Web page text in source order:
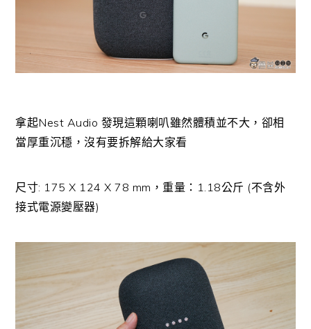
拿起Nest Audio 發現這顆喇叭雖然體積並不大，卻相
當厚重沉穩，沒有要拆解給大家看
尺寸: 175 X 124 X 78 mm，重量：1.18公斤 (不含外
接式電源變壓器)